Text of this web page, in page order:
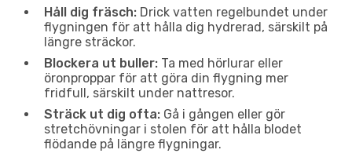
Håll dig fräsch: Drick vatten regelbundet under
flygningen för att hålla dig hydrerad, särskilt på
längre sträckor.
Blockera ut buller: Ta med hörlurar eller
öronproppar för att göra din flygning mer
fridfull, särskilt under nattresor.
Sträck ut dig ofta: Gå i gången eller gör
stretchövningar i stolen för att hålla blodet
flödande på längre flygningar.